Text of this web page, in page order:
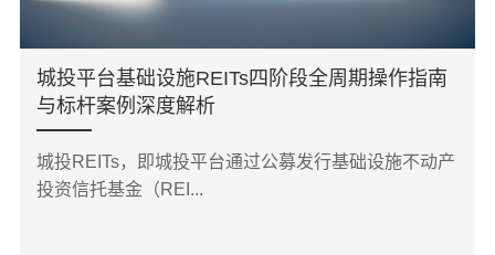
城投平台基础设施REITs四阶段全周期操作指南
与标杆案例深度解析
城投REITs，即城投平台通过公募发行基础设施不动产
投资信托基金（REI...